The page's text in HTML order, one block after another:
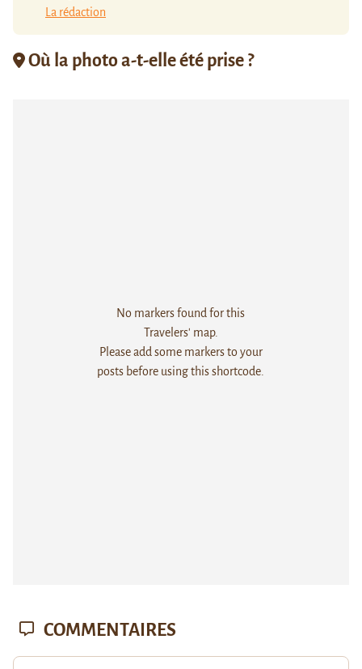
La rédaction
Où la photo a-t-elle été prise ?
No markers found for this
Travelers' map.
Please add some markers to your
posts before using this shortcode.
COMMENTAIRES